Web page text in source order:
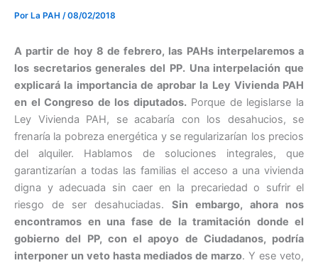
Por La PAH /08/02/2018
A partir de hoy 8 de febrero, las PAHs interpelaremos a
los secretarios generales del PP. Una interpelación que
explicará la importancia de aprobar la Ley Vivienda PAH
en el Congreso de los diputados.Porque de legislarse la
Ley Vivienda PAH, se acabaría con los desahucios, se
frenaría la pobreza energética y se regularizarían los precios
del alquiler. Hablamos de soluciones integrales, que
garantizarían a todas las familias el acceso a una vivienda
digna y adecuada sin caer en la precariedad o sufrir el
riesgo de ser desahuciadas. Sin embargo, ahora nos
encontramos en una fase de la tramitación donde el
gobierno del PP, con el apoyo de Ciudadanos, podría
interponer un veto hasta mediados de marzo. Y ese veto,